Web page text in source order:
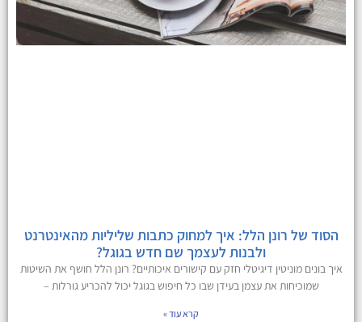
הסוד של רונן הלל: איך למחוק כתבות שליליות מהאינטרנט
ולבנות לעצמך שם חדש בגוגל?
איך בונים מוניטין דיגיטלי חזק עם קישורים איכותיים? רונן הלל חושף את השיטות
שמוכיחות את עצמן בעידן שבו כל חיפוש בגוגל יכול להכריע גורלות –
קרא עוד »